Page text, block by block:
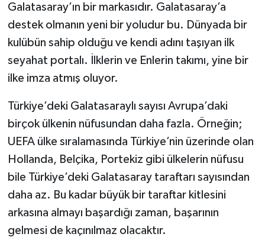
Galatasaray’ın bir markasıdır. Galatasaray’a
destek olmanın yeni bir yoludur bu. Dünyada bir
kulübün sahip olduğu ve kendi adını taşıyan ilk
seyahat portalı. İlklerin ve Enlerin takımı, yine bir
ilke imza atmış oluyor.
Türkiye’deki Galatasaraylı sayısı Avrupa’daki
birçok ülkenin nüfusundan daha fazla. Örneğin;
UEFA ülke sıralamasında Türkiye’nin üzerinde olan
Hollanda, Belçika, Portekiz gibi ülkelerin nüfusu
bile Türkiye’deki Galatasaray taraftarı sayısından
daha az. Bu kadar büyük bir taraftar kitlesini
arkasına almayı başardığı zaman, başarının
gelmesi de kaçınılmaz olacaktır.